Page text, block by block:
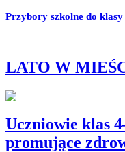
Przybory szkolne do
LATO W
Uczniowie klas
promujące